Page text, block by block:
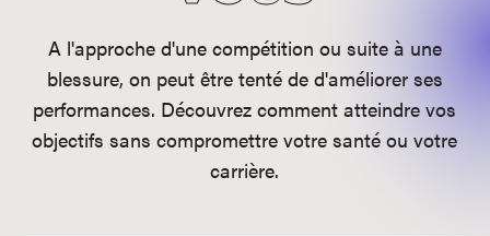
A l'approche d'une compétition ou suite à une
blessure, on peut être tenté de d'améliorer ses
performances. Découvrez comment atteindre vos
objectifs sans compromettre votre santé ou votre
carrière.